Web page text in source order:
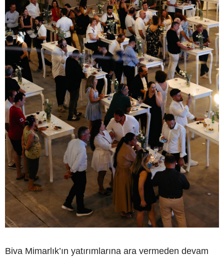
Biva Mimarlık’ın yatırımlarına ara vermeden devam